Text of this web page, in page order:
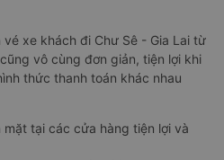
xe khách đi Chư Sê - Gia Lai từ
vô cùng đơn giản, tiện lợi khi
thức thanh toán khác nhau
tại các cửa hàng tiện lợi và